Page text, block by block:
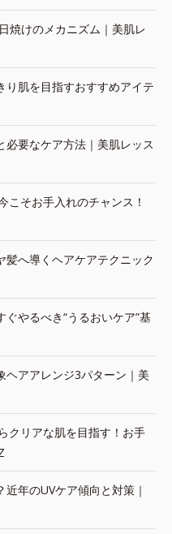
焼けのメカニズム｜美肌レ
り肌を目指すおすすめアイテ
必要なケア方法｜美肌レッス
こそお手入れのチャンス！
髪へ導くヘアケアテクニック
やるべき“うるおいケア”基
ヘアアレンジ3パターン｜美
クリアな肌を目指す！お手
年のUVケア傾向と対策｜